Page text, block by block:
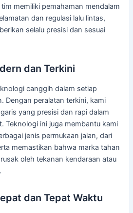
memiliki pemahaman mendalam
dan regulasi lalu lintas,
selalu presisi dan sesuai
dan Terkini
canggih dalam setiap
Dengan peralatan terkini, kami
yang presisi dan rapi dalam
Teknologi ini juga membantu kami
jenis permukaan jalan, dari
memastikan bahwa marka tahan
oleh tekanan kendaraan atau
dan Tepat Waktu